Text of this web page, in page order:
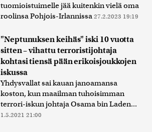
tuomioistuimelle jää kuitenkin vielä oma
roolinsa Pohjois-Irlannissa 27.2.2023 19:19
"Neptunuksen keihäs" iski 10 vuotta
sitten – vihattu terroristijohtaja
kohtasi tiensä pään erikoisjoukkojen
iskussa
Yhdysvallat sai kauan janoamansa
koston, kun maailman tuhoisimman
terrori-iskun johtaja Osama bin Laden...
1.5.2021 21:00